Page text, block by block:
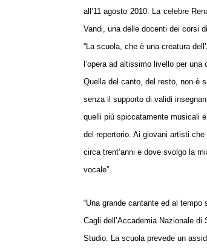
all’11 agosto 2010. La celebre
Vandi, una delle docenti dei corsi
“La scuola, che è una creatura
l’opera ad altissimo livello per una
Quella del canto, del resto, non è
senza il supporto di validi
quelli più spiccatamente musicali
del repertorio. Ai giovani artisti
circa trent’anni e dove svolgo la
vocale”.
“Una grande cantante ed al
Cagli dell’Accademia Nazionale
Studio.
La scuola prevede un